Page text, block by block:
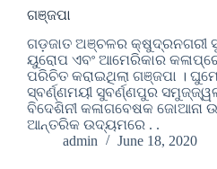
ଗଞ୍ଜପା
ଗଡ଼ଜାତ ଅଞ୍ଚଳର କ୍ଷୁଦ୍ରନଗରୀ
ୟୁରୋପ ଏବଂ ଆମେରିକାର
ପରିଚିତ କରାଇଥିଲା ଗଞ୍ଜପା ।
ସ୍ବର୍ଣ୍ଣମୟୀ ସୁବର୍ଣ୍ଣପୁର
ବିଦେଶିନୀ କଳାଗବେଷକ
ଆନ୍ତରିକ ଉଦ୍ୟମରେ . .
admin
June 18, 2020